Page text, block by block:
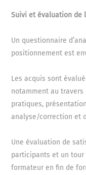
profils des
Vous
formation d’un
tablettes via
Vous aurez
learning
leadership" et
Cette
de façon
Suivi et évaluation de
Un questionnaire
positionnement est
Les acquis sont
notamment au travers
pratiques,
analyse/correction et
Une évaluation de
participants et un
formateur en fin de